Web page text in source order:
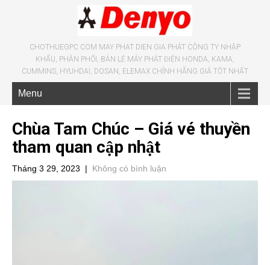
CHOTHUEGPC COM MAY PHAT DIEN GIA PHÁT CÔNG TY NHẬP
KHẨU, PHÂN PHỐI, BÁN LẺ MÁY PHÁT ĐIỆN HONDA, KAMA,
CUMMINS, HYUHDAI, DOSAN, ELEMAX CHÍNH HÃNG GIÁ TỐT NHẤT
Menu
Chùa Tam Chúc – Giá vé thuyền
tham quan cập nhật
Tháng 3 29, 2023 | Không có bình luận